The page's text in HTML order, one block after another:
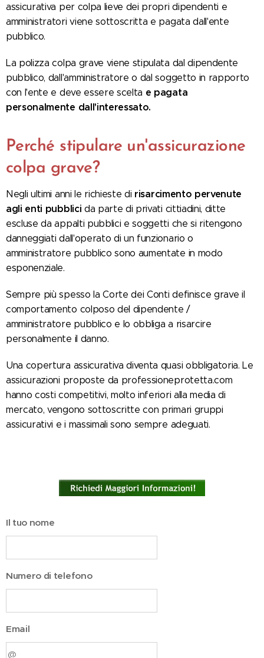
assicurativa per colpa lieve dei propri dipendenti e
amministratori viene sottoscritta e pagata dall'ente
pubblico.
La polizza colpa grave viene stipulata dal dipendente
pubblico, dall'amministratore o dal soggetto in rapporto
con l'ente e deve essere scelta e pagata
personalmente dall'interessato.
Perché stipulare un'assicurazione
colpa grave?
Negli ultimi anni le richieste di risarcimento pervenute
agli enti pubblici da parte di privati cittiadini, ditte
escluse da appalti pubblici e soggetti che si ritengono
danneggiati dall'operato di un funzionario o
amministratore pubblico sono aumentate in modo
esponenziale.
Sempre più spesso la Corte dei Conti definisce grave il
comportamento colposo del dipendente /
amministratore pubblico e lo obbliga a risarcire
personalmente il danno.
Una copertura assicurativa diventa quasi obbligatoria. Le
assicurazioni proposte da professioneprotetta.com
hanno costi competitivi, molto inferiori alla media di
mercato, vengono sottoscritte con primari gruppi
assicurativi e i massimali sono sempre adeguati.
Il tuo nome
Numero di telefono
Email